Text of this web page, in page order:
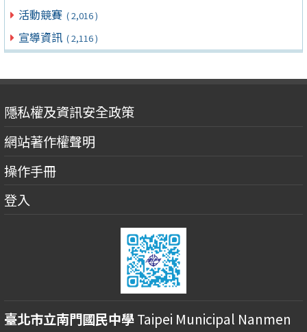
活動競賽 ( 2,016 )
宣導資訊 ( 2,116 )
隱私權及資訊安全政策
網站著作權聲明
操作手冊
登入
臺北市立南門國民中學Taipei Municipal Nanmen